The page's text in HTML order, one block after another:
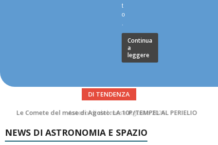
t
o
.
Continua
a
leggere
DI TENDENZA
Asteroidi del mese Agosto 2026
NEWS DI ASTRONOMIA E SPAZIO